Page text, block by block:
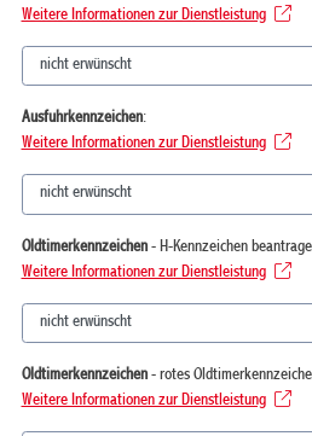
Weitere Informationen zur Dienstleistung
Ausfuhrkennzeichen:
Weitere Informationen zur Dienstleistung
Oldtimerkennzeichen- H-Kennzeichen
Weitere Informationen zur Dienstleistung
Oldtimerkennzeichen- rotes
Weitere Informationen zur Dienstleistung